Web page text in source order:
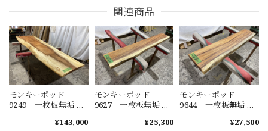
関連商品
モンキーポッド
9249 一枚板無垢 乾
ｘ43mm 天板のみ
¥143,000
モンキーポッド
9627 一枚板無垢 乾
ｘ40mm カウンタ¥25,300
モンキーポッド
9644 一枚板無垢 乾
ｘ50mm カウンタ¥27,500